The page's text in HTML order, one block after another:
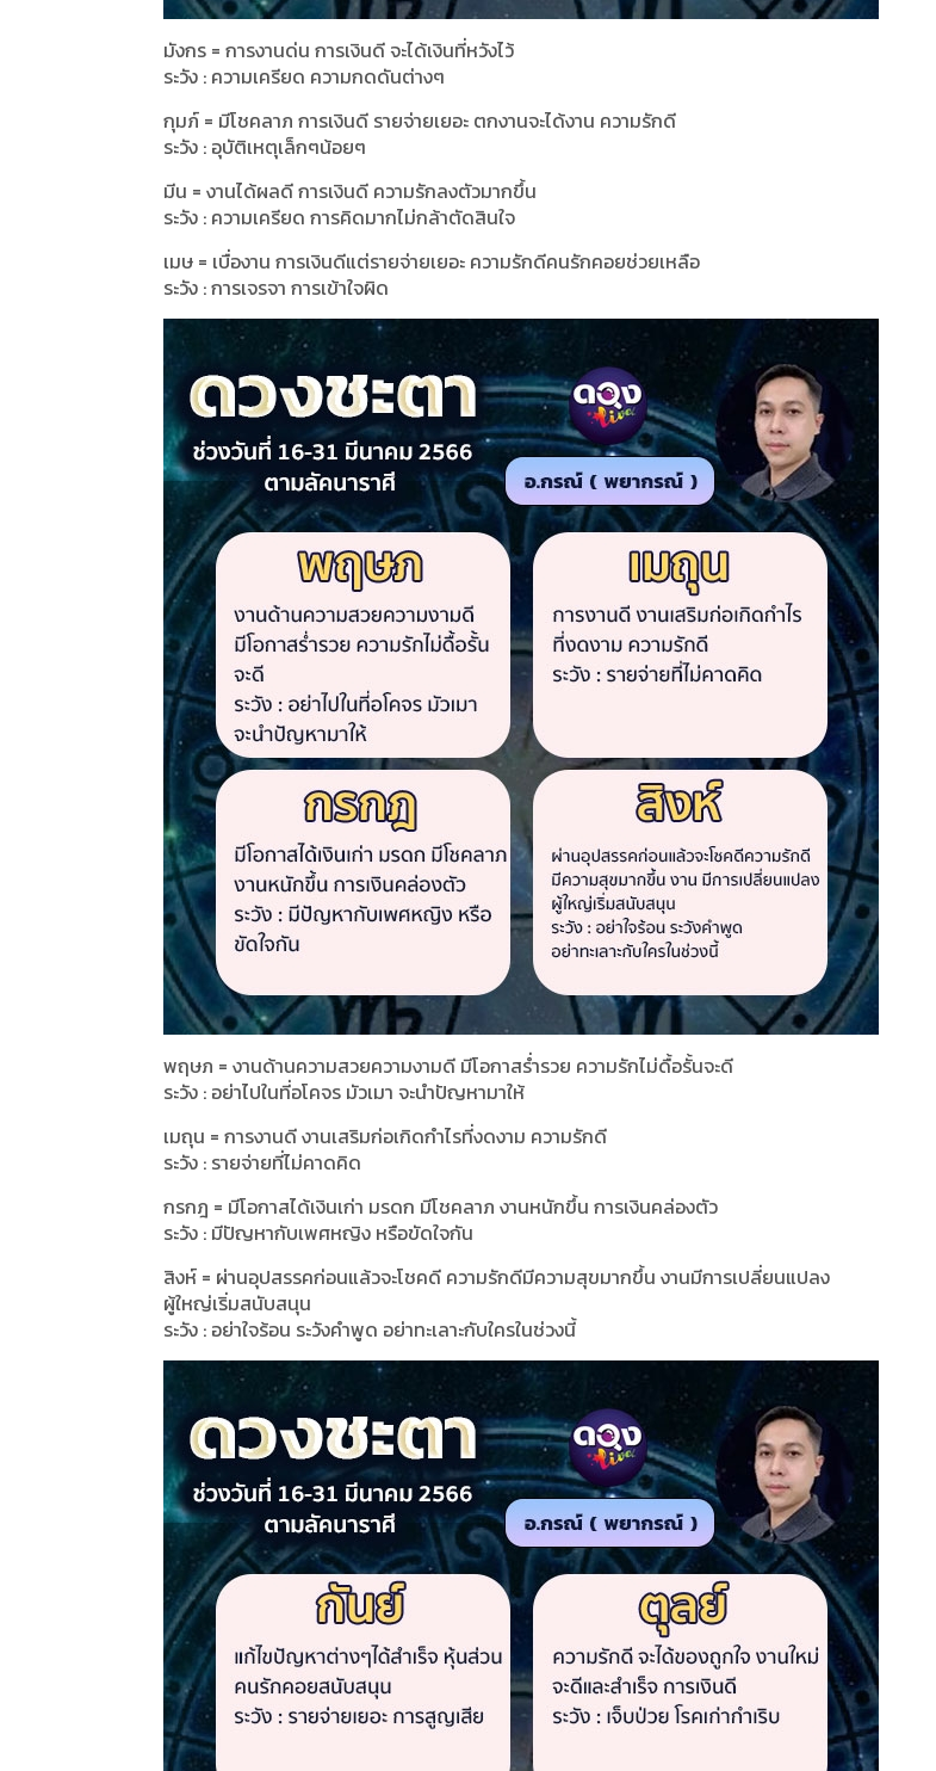
มังกร = การงานด่น การเงินดี จะได้เงินที่หวังไว้
ระวัง : ความเครียด ความกดดันต่างๆ
กุมภ์ = มีโชคลาภ การเงินดี รายจ่ายเยอะ ตกงานจะได้งาน ความรักดี
ระวัง : อุบัติเหตุเล็กๆน้อยๆ
มีน = งานได้ผลดี การเงินดี ความรักลงตัวมากขึ้น
ระวัง : ความเครียด การคิดมากไม่กล้าตัดสินใจ
เมษ = เบื่องาน การเงินดีแต่รายจ่ายเยอะ ความรักดีคนรักคอยช่วยเหลือ
ระวัง : การเจรจา การเข้าใจผิด
พฤษภ = งานด้านความสวยความงามดี มีโอกาสร่ำรวย ความรักไม่ดื้อรั้นจะดี
ระวัง : อย่าไปในที่อโคจร มัวเมา จะนำปัญหามาให้
เมถุน = การงานดี งานเสริมก่อเกิดกำไรที่งดงาม ความรักดี
ระวัง : รายจ่ายที่ไม่คาดคิด
กรกฎ = มีโอกาสได้เงินเก่า มรดก มีโชคลาภ งานหนักขึ้น การเงินคล่องตัว
ระวัง : มีปัญหากับเพศหญิง หรือขัดใจกัน
สิงห์ = ผ่านอุปสรรคก่อนแล้วจะโชคดี ความรักดีมีความสุขมากขึ้น งานมีการเปลี่ยนแปลง
ผู้ใหญ่เริ่มสนับสนุน
ระวัง : อย่าใจร้อน ระวังคำพูด อย่าทะเลาะกับใครในช่วงนี้